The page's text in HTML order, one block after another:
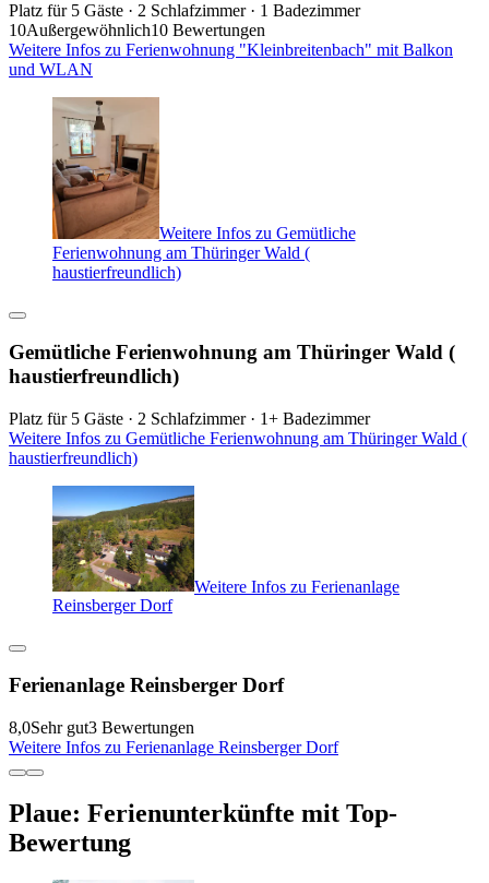
Platz für 5 Gäste · 2 Schlafzimmer · 1 Badezimmer
10Außergewöhnlich10 Bewertungen
Weitere Infos zu Ferienwohnung "Kleinbreitenbach" mit Balkon
und WLAN
Weitere Infos zu Gemütliche
Ferienwohnung am Thüringer Wald (
haustierfreundlich)
Gemütliche Ferienwohnung am Thüringer Wald (
haustierfreundlich)
Platz für 5 Gäste · 2 Schlafzimmer · 1+ Badezimmer
Weitere Infos zu Gemütliche Ferienwohnung am Thüringer Wald (
haustierfreundlich)
Weitere Infos zu Ferienanlage
Reinsberger Dorf
Ferienanlage Reinsberger Dorf
8,0Sehr gut3 Bewertungen
Weitere Infos zu Ferienanlage Reinsberger Dorf
Plaue: Ferienunterkünfte mit Top-
Bewertung